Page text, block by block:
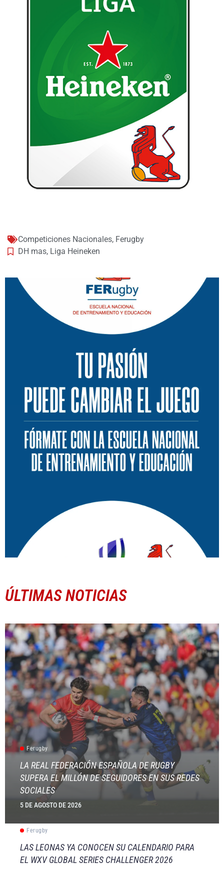
Competiciones Nacionales, Ferugby
DH mas, Liga Heineken
ÚLTIMAS NOTICIAS
Ferugby
LA REAL FEDERACIÓN ESPAÑOLA DE RUGBY
SUPERA EL MILLÓN DE SEGUIDORES EN SUS REDES
SOCIALES
5 DE AGOSTO DE 2026
Ferugby
LAS LEONAS YA CONOCEN SU CALENDARIO PARA
EL WXV GLOBAL SERIES CHALLENGER 2026